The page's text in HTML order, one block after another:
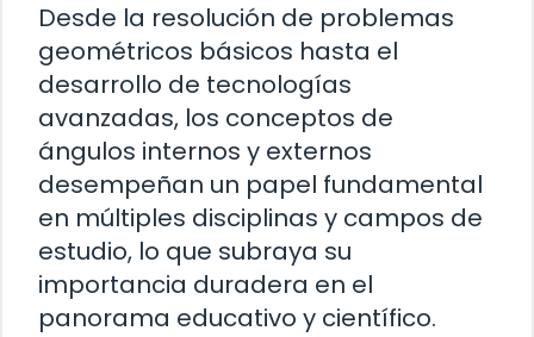
Desde la resolución de problemas
geométricos básicos hasta el
desarrollo de tecnologías
avanzadas, los conceptos de
ángulos internos y externos
desempeñan un papel fundamental
en múltiples disciplinas y campos de
estudio, lo que subraya su
importancia duradera en el
panorama educativo y científico.